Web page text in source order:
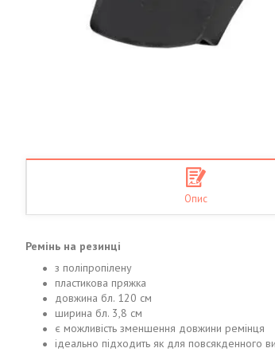
Опис
Ремінь на резинці
з поліпропілену
пластикова пряжка
довжина бл. 120 см
ширина бл. 3,8 см
є можливість зменшення довжини ремінця
ідеально підходить як для повсякденного